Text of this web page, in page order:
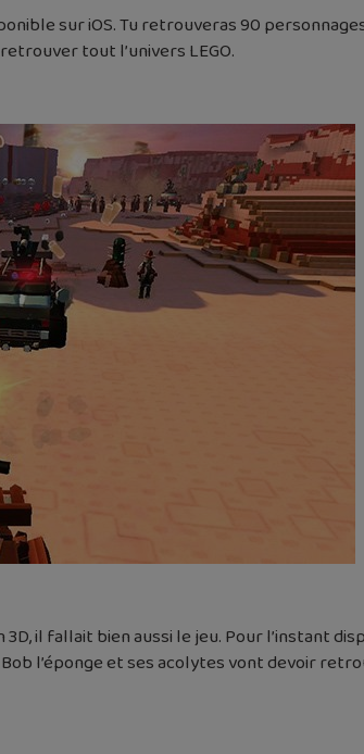
sur iOS. Tu retrouveras 90
tout l’univers LEGO.
3D, il fallait bien aussi le jeu. Pour l’instant
l’éponge et ses acolytes vont devoir